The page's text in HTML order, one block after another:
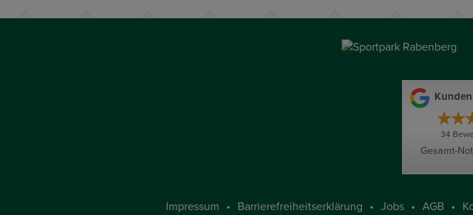
34
Gesamt-
Impressum Barrie­re­frei­heits­er­klä­rung Jobs AGB